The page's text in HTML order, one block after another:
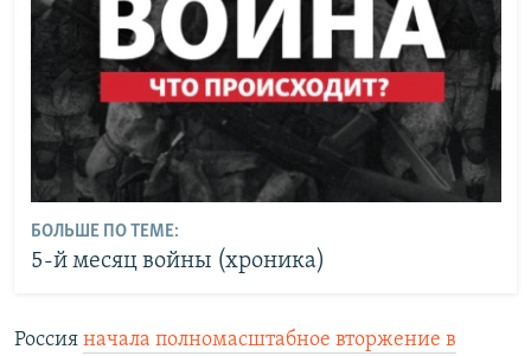
БОЛЬШЕ ПО ТЕМЕ:
5-й месяц войны (хроника)
Россия начала полномасштабное вторжение в